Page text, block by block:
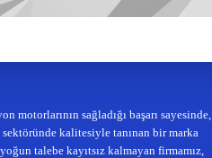
motorlarının sağladığı başarı sayesinde,
kalitesiyle tanınan bir marka
talebe kayıtsız kalmayan firmamız,